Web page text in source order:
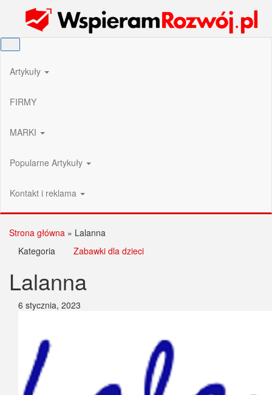
Wspieram Rozwój PL
Artykuły
FIRMY
MARKI
Popularne Artykuły
Kontakt i reklama
Strona główna » Lalanna
Kategoria
Zabawki dla dzieci
Lalanna
6 stycznia, 2023